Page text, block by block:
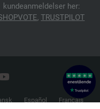
kundeanmeldelser her:
, TRUSTPILOT
Español Français